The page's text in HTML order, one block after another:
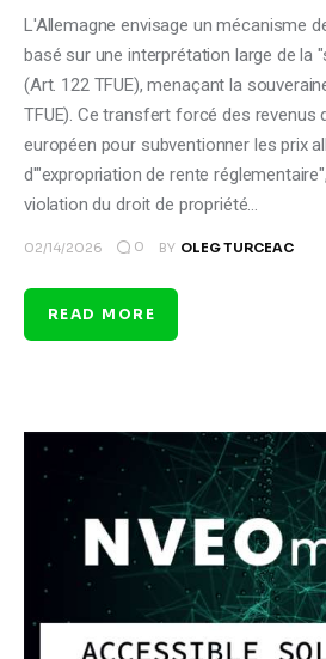
L'Allemagne envisage un mécanisme
basé sur une interprétation large de la
(Art. 122 TFUE), menaçant la
TFUE). Ce transfert forcé des revenus
européen pour subventionner les prix
d'"expropriation de rente
violation du droit de propriété…
02/14/2026 0 BY OLEG TURCEAC
READ MORE